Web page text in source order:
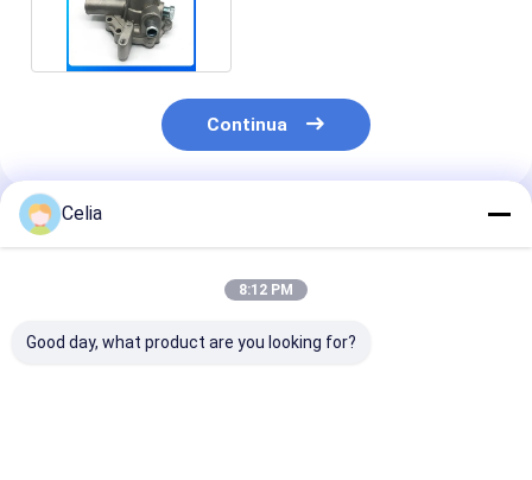
Continua
Prodotti Raccomandati
Celia
8:12 PM
Good day, what product are you looking for?